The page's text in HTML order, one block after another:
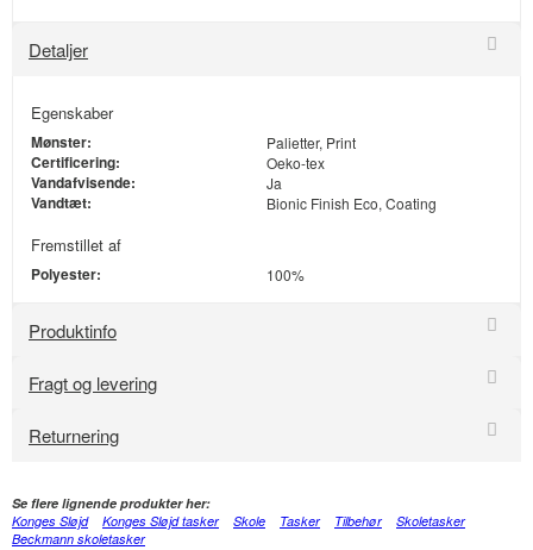
Detaljer
Egenskaber
Mønster: Palietter, Print
Certificering: Oeko-tex
Vandafvisende: Ja
Vandtæt: Bionic Finish Eco, Coating
Fremstillet af
Polyester: 100%
Produktinfo
Fragt og levering
Returnering
Se flere lignende produkter her:
Konges Sløjd
Konges Sløjd tasker Skole Tasker Tilbehør
Skoletasker
Beckmann skoletasker